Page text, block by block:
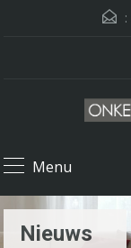
:
Menu
Nieuws